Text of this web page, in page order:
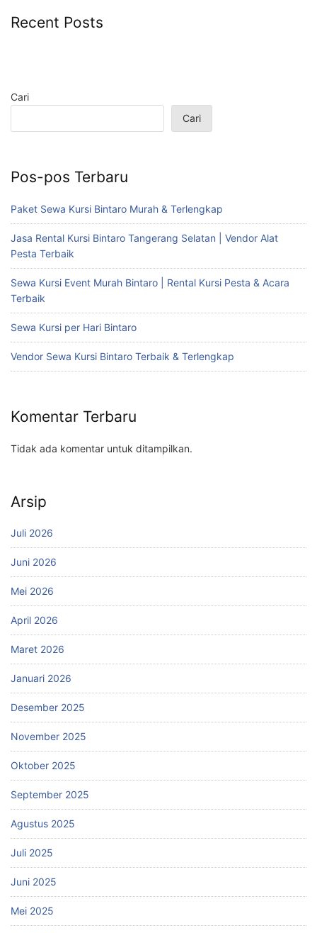
Recent Posts
Cari
Cari
Pos-pos Terbaru
Paket Sewa Kursi Bintaro Murah & Terlengkap
Jasa Rental Kursi Bintaro Tangerang Selatan | Vendor Alat
Pesta Terbaik
Sewa Kursi Event Murah Bintaro | Rental Kursi Pesta & Acara
Terbaik
Sewa Kursi per Hari Bintaro
Vendor Sewa Kursi Bintaro Terbaik & Terlengkap
Komentar Terbaru
Tidak ada komentar untuk ditampilkan.
Arsip
Juli 2026
Juni 2026
Mei 2026
April 2026
Maret 2026
Januari 2026
Desember 2025
November 2025
Oktober 2025
September 2025
Agustus 2025
Juli 2025
Juni 2025
Mei 2025